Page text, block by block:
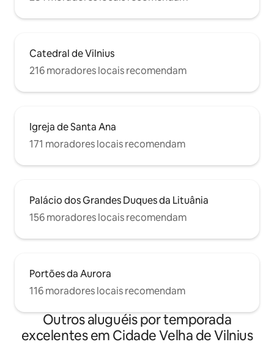
Catedral de Vilnius
216 moradores locais recomendam
Igreja de Santa Ana
171 moradores locais recomendam
Palácio dos Grandes Duques da Lituânia
156 moradores locais recomendam
Portões da Aurora
116 moradores locais recomendam
Outros aluguéis por temporada
excelentes em Cidade Velha de Vilnius